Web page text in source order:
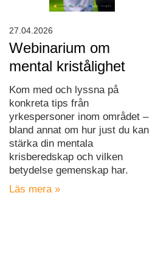
Webinarium om
mental kristålighet
Kom med och lyssna på
konkreta tips från
yrkespersoner inom området –
bland annat om hur just du kan
stärka din mentala
krisberedskap och vilken
betydelse gemenskap har.
Läs mera »
27.04.2026